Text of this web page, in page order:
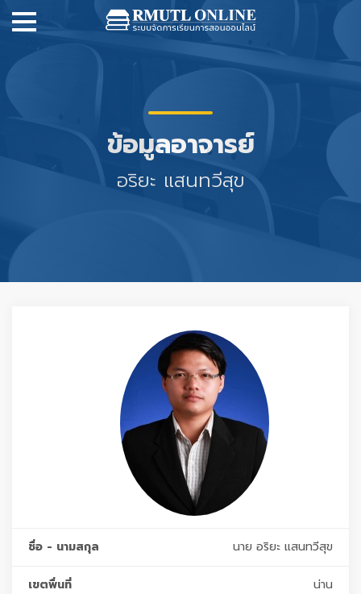
ข้อมูลอาจารย์
อริยะ แสนทวีสุข
ชื่อ - นามสกุล นาย อริยะ แสนทวีสุข
เขตพื่นที่ น่าน